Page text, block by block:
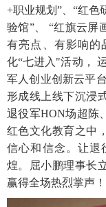
+职业规划”、“红色
验馆”、 “红旗云屏
有亮点、有影响的
化“七进入"活动，
军人创业创新云平
形成线上线下沉浸
退役军HON场超陈
红色文化教育之中
信心和信念。让退
煌。屈小鹏理事长
赢得全场热烈掌声！